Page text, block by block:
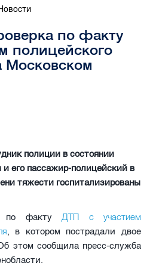
по факту
полицейского
Московском
полиции в состоянии
и его пассажир-полицейский в
тяжести госпитализированы
по факту ДТП с участием
, в котором пострадали двое
этом сообщила пресс-служба